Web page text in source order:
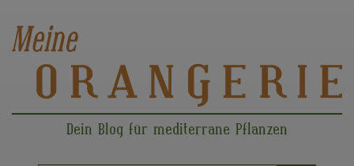
Dein Blog für mediterrane Pflanzen